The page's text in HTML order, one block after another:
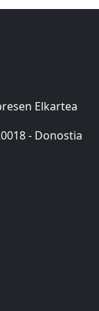
Elkartea
- Donostia